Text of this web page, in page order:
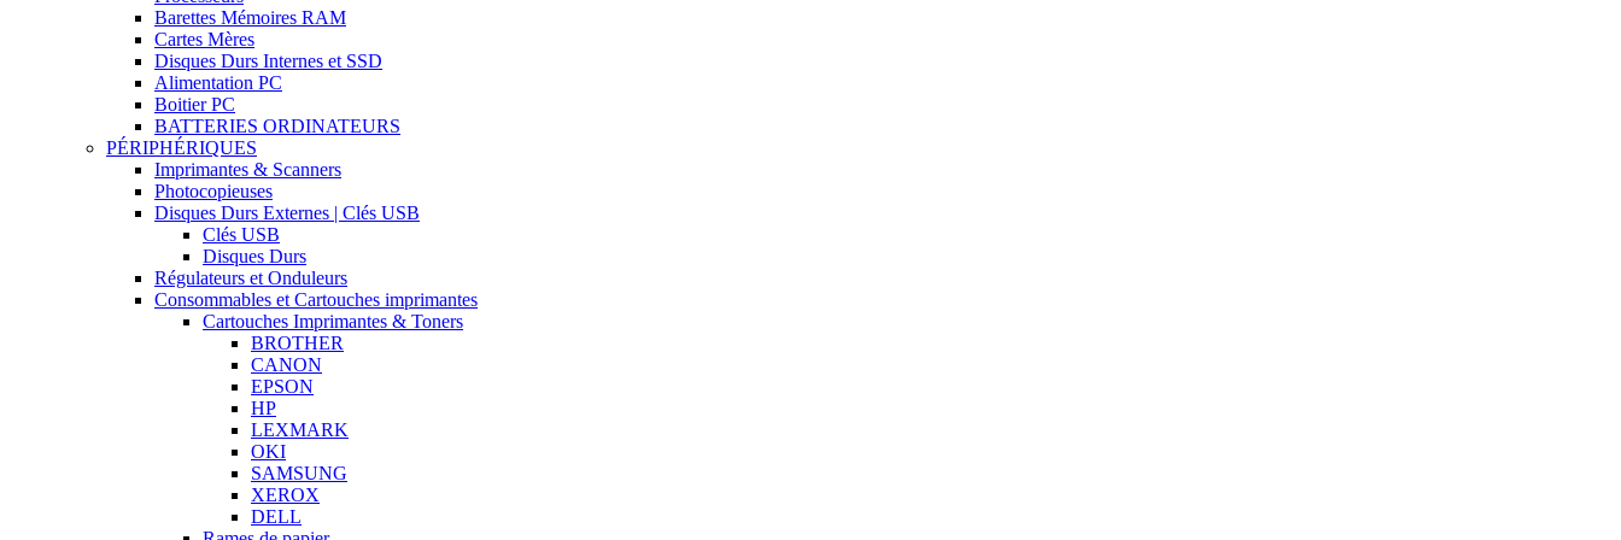
Barettes Mémoires RAM
Cartes Mères
Disques Durs Internes et SSD
Alimentation PC
Boitier PC
BATTERIES ORDINATEURS
PÉRIPHÉRIQUES
Imprimantes & Scanners
Photocopieuses
Disques Durs Externes | Clés USB
Clés USB
Disques Durs
Régulateurs et Onduleurs
Consommables et Cartouches imprimantes
Cartouches Imprimantes & Toners
BROTHER
CANON
EPSON
HP
LEXMARK
OKI
SAMSUNG
XEROX
DELL